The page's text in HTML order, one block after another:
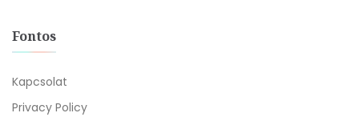
Fontos
Kapcsolat
Privacy Policy